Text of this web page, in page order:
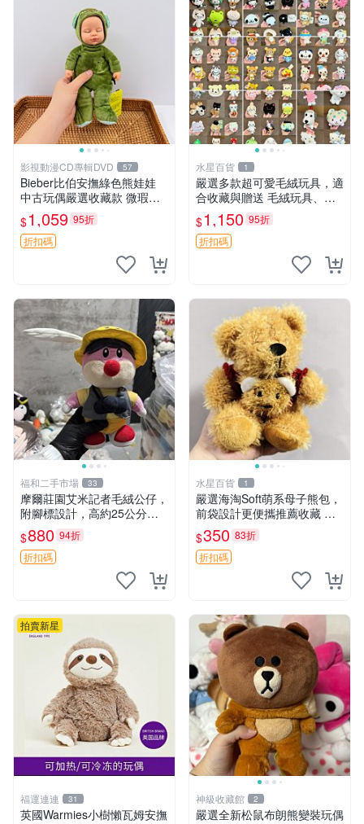
影視動漫CD專輯DVD 57
Bieber比伯安撫綠色熊娃娃
中古玩偶嚴選收藏款 微瑕輕
度使用 Bieber綠熊娃娃 中古
玩偶 微瑕
$1,059 95折
折扣碼
水星百貨 1
嚴選多款超可愛毛絨玩具，適
合收藏與贈送 毛絨玩具、抱
枕、公仔
$1,150 95折
折扣碼
福和二手市場 33
摩爾莊園艾米記者毛絨公仔，
附腳標設計，高約25公分，
全新未拆封，限量珍藏。艾米
記者 毛絨公仔 超萌玩偶
$880 94折
折扣碼
水星百貨 1
嚴選海淘Soft萌系母子熊包，
前袋設計更便攜推薦收藏 母
子熊 軟綿綿 包包
$350 83折
折扣碼
拍賣新星
福運連連 31
英國Warmies小樹懶瓦姆安撫
神級收藏館 2
嚴選全新松鼠布朗熊變裝玩偶